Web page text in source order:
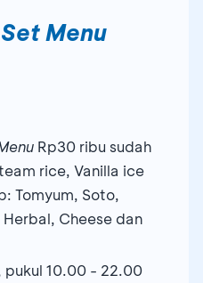
Menu
Rp30 ribu sudah
rice, Vanilla ice
Tomyum, Soto,
Cheese dan
pukul 10.00 - 22.00